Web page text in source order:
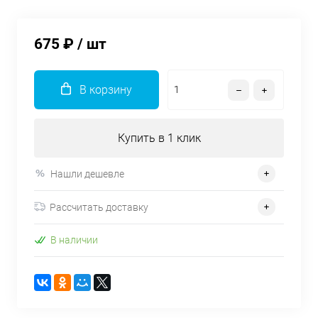
675 ₽ / шт
В корзину
Купить в 1 клик
Нашли дешевле
Рассчитать доставку
В наличии